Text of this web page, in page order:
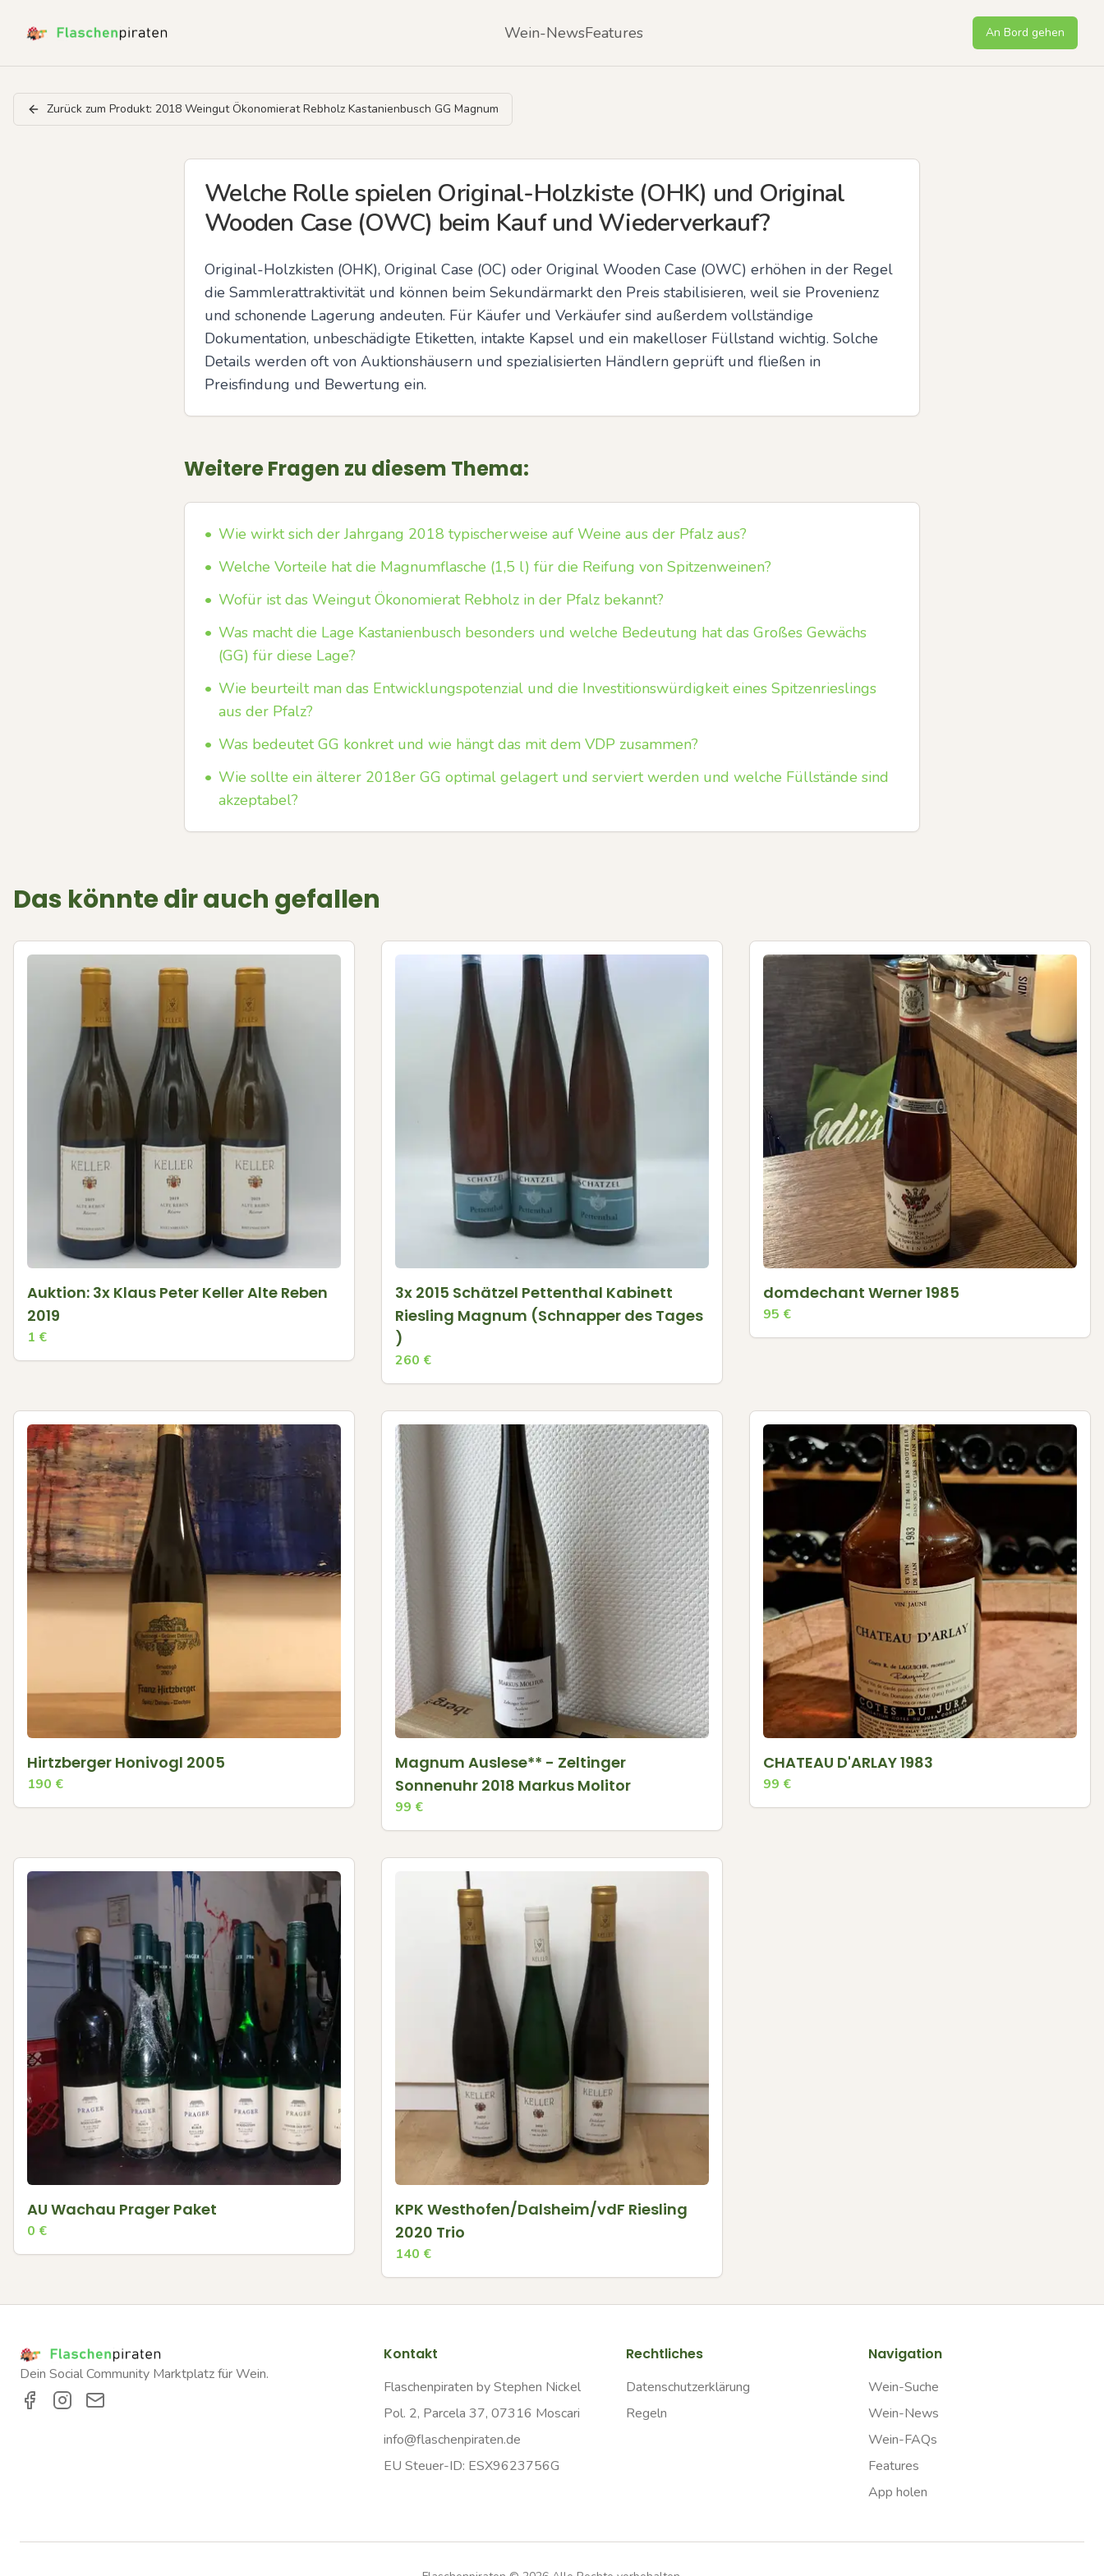
Wein-NewsFeatures An Bord gehen
Zurück zum Produkt: 2018 Weingut Ökonomierat Rebholz Kastanienbusch GG Magnum
Welche Rolle spielen Original-Holzkiste (OHK) und Original
Wooden Case (OWC) beim Kauf und Wiederverkauf?
Original-Holzkisten (OHK), Original Case (OC) oder Original Wooden Case (OWC) erhöhen in der Regel
die Sammlerattraktivität und können beim Sekundärmarkt den Preis stabilisieren, weil sie Provenienz
und schonende Lagerung andeuten. Für Käufer und Verkäufer sind außerdem vollständige
Dokumentation, unbeschädigte Etiketten, intakte Kapsel und ein makelloser Füllstand wichtig. Solche
Details werden oft von Auktionshäusern und spezialisierten Händlern geprüft und fließen in
Preisfindung und Bewertung ein.
Weitere Fragen zu diesem Thema:
• Wie wirkt sich der Jahrgang 2018 typischerweise auf Weine aus der Pfalz aus?
• Welche Vorteile hat die Magnumflasche (1,5 l) für die Reifung von Spitzenweinen?
• Wofür ist das Weingut Ökonomierat Rebholz in der Pfalz bekannt?
• Was macht die Lage Kastanienbusch besonders und welche Bedeutung hat das Großes Gewächs
(GG) für diese Lage?
• Wie beurteilt man das Entwicklungspotenzial und die Investitionswürdigkeit eines Spitzenrieslings
aus der Pfalz?
• Was bedeutet GG konkret und wie hängt das mit dem VDP zusammen?
• Wie sollte ein älterer 2018er GG optimal gelagert und serviert werden und welche Füllstände sind
akzeptabel?
Das könnte dir auch gefallen
Auktion: 3x Klaus Peter Keller Alte Reben
2019
1 €
3x 2015 Schätzel Pettenthal Kabinett
Riesling Magnum (Schnapper des Tages
)
260 €
domdechant Werner 1985
95 €
Hirtzberger Honivogl 2005
190 €
Magnum Auslese** - Zeltinger
Sonnenuhr 2018 Markus Molitor
99 €
CHATEAU D'ARLAY 1983
99 €
AU Wachau Prager Paket
0 €
KPK Westhofen/Dalsheim/vdF Riesling
2020 Trio
140 €
Dein Social Community Marktplatz für Wein.
Kontakt
Flaschenpiraten by Stephen Nickel
Pol. 2, Parcela 37, 07316 Moscari
info@flaschenpiraten.de
EU Steuer-ID: ESX9623756G
Rechtliches
Datenschutzerklärung
Regeln
Navigation
Wein-Suche
Wein-News
Wein-FAQs
Features
App holen